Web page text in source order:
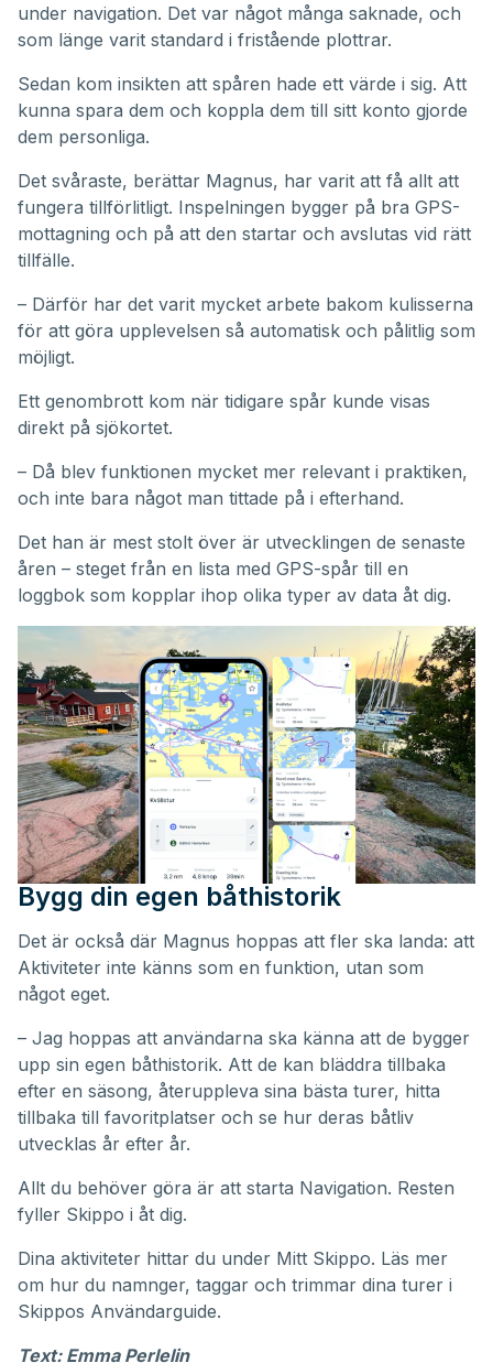
under navigation. Det var något många saknade, och
som länge varit standard i fristående plottrar.
Sedan kom insikten att spåren hade ett värde i sig. Att
kunna spara dem och koppla dem till sitt konto gjorde
dem personliga.
Det svåraste, berättar Magnus, har varit att få allt att
fungera tillförlitligt. Inspelningen bygger på bra GPS-
mottagning och på att den startar och avslutas vid rätt
tillfälle.
– Därför har det varit mycket arbete bakom kulisserna
för att göra upplevelsen så automatisk och pålitlig som
möjligt.
Ett genombrott kom när tidigare spår kunde visas
direkt på sjökortet.
– Då blev funktionen mycket mer relevant i praktiken,
och inte bara något man tittade på i efterhand.
Det han är mest stolt över är utvecklingen de senaste
åren – steget från en lista med GPS-spår till en
loggbok som kopplar ihop olika typer av data åt dig.
Bygg din egen båthistorik
Det är också där Magnus hoppas att fler ska landa: att
Aktiviteter inte känns som en funktion, utan som
något eget.
– Jag hoppas att användarna ska känna att de bygger
upp sin egen båthistorik. Att de kan bläddra tillbaka
efter en säsong, återuppleva sina bästa turer, hitta
tillbaka till favoritplatser och se hur deras båtliv
utvecklas år efter år.
Allt du behöver göra är att starta Navigation. Resten
fyller Skippo i åt dig.
Dina aktiviteter hittar du under Mitt Skippo. Läs mer
om hur du namnger, taggar och trimmar dina turer i
Skippos Användarguide.
Text: Emma Perlelin